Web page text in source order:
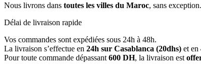
Nous livrons dans toutes les villes du Maroc, sans
Délai de livraison rapide
Vos commandes sont expédiées sous 24h à 48h.
La livraison s’effectue en 24h sur Casablanca (20dhs) et en
Pour toute commande dépassant 600 DH, la livraison est